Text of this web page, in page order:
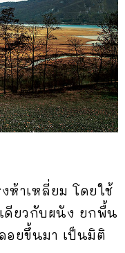
ห้าเหลี่ยม โดยใช้
ดียวกับผนัง ยกพื้น
อยขึ้นมา เป็นมิติ